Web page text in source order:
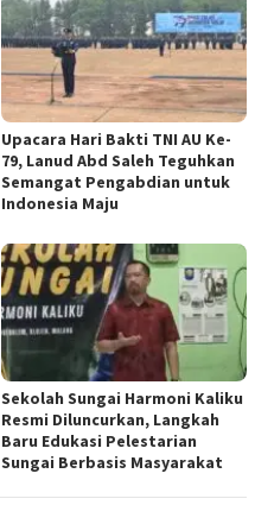
Upacara Hari Bakti TNI AU Ke-
79, Lanud Abd Saleh Teguhkan
Semangat Pengabdian untuk
Indonesia Maju
Sekolah Sungai Harmoni Kaliku
Resmi Diluncurkan, Langkah
Baru Edukasi Pelestarian
Sungai Berbasis Masyarakat